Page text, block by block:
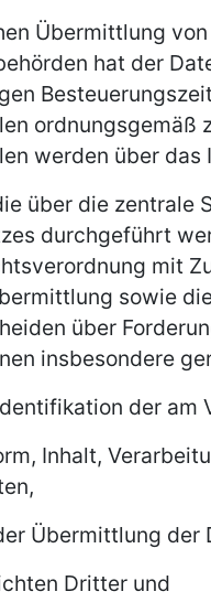
Übermittlung
hat der
ordnungsgemäß
werden über
über die zentrale
durchgeführt
mit
sowie
über
insbesondere
der am
Inhalt,
Übermittlung der
Dritter und